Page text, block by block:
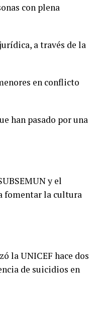
con plena
a través de la
en conflicto
pasado por una
y el
fomentar la cultura
la UNICEF hace dos
de suicidios en